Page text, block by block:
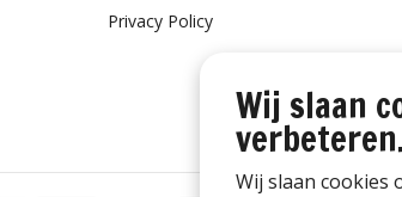
Privacy Policy
Wij slaan
verbeteren.
Wij slaan cookies